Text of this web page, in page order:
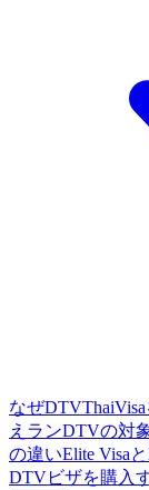
なぜ
えランDTVの対
の違いElite Visa
DTVビザを購入